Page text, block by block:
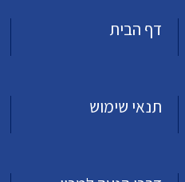
דף הבית
תנאי שימוש